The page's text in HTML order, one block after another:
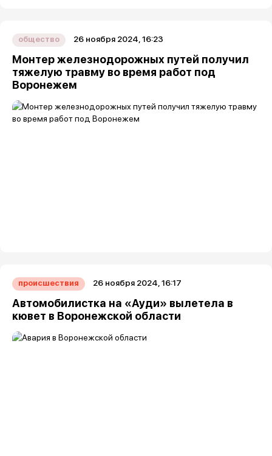
общество 26 ноября 2024, 16:23
Монтер железнодорожных путей получил
тяжелую травму во время работ под
Воронежем
происшествия 26 ноября 2024, 16:17
Автомобилистка на «Ауди» вылетела в
кювет в Воронежской области